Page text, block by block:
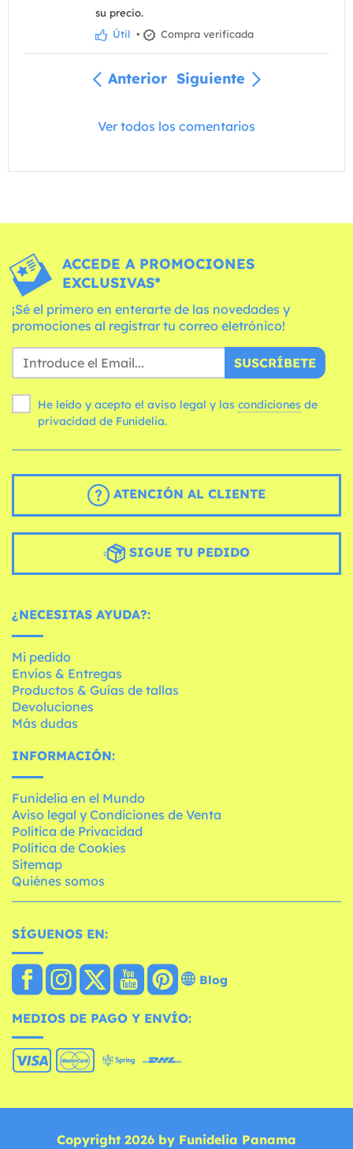
su precio.
Útil • Compra verificada
Anterior Siguiente
Ver todos los comentarios
ACCEDE A PROMOCIONES
EXCLUSIVAS*
¡Sé el primero en enterarte de las novedades y
promociones al registrar tu correo eletrónico!
SUSCRÍBETE
He leído y acepto el aviso legal y las condiciones
privacidad de Funidelia.
ATENCIÓN AL CLIENTE
SIGUE TU PEDIDO
¿NECESITAS AYUDA?:
Mi pedido
Envíos & Entregas
Productos & Guías de tallas
Devoluciones
Más dudas
INFORMACIÓN:
Funidelia en el Mundo
Aviso legal y Condiciones de Venta
Política de Privacidad
Política de Cookies
Sitemap
Quiénes somos
SÍGUENOS EN:
Blog
MEDIOS DE PAGO Y ENVÍO:
Copyright 2026 by Funidelia Panama